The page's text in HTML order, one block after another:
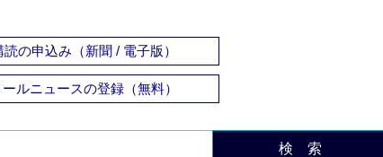
読の申込み（新聞 / 電子版）
ールニュースの登録（無料）
検 索